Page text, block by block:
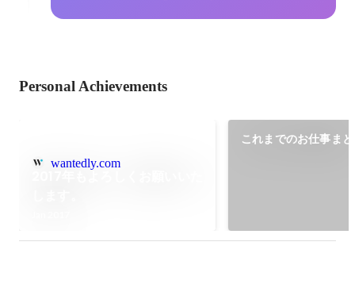
Personal Achievements
wantedly.com
これまでのお仕事ま